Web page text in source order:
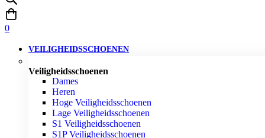
0
VEILIGHEIDSSCHOENEN
Veiligheidsschoenen
Dames
Heren
Hoge Veiligheidsschoenen
Lage Veiligheidsschoenen
S1 Veiligheidsschoenen
S1P Veiligheidsschoenen